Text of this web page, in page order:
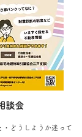
談会
・どうしようか迷って